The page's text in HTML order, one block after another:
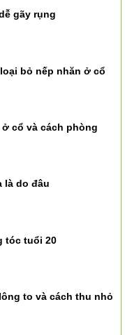
gãy rụng
bỏ nếp nhăn ở cổ
cổ và cách phòng
là do đâu
tóc tuổi 20
to và cách thu nhỏ